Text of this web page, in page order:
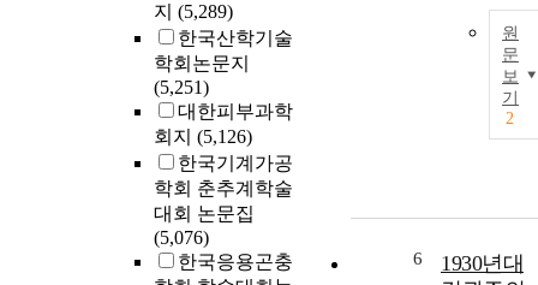
지 (5,289)
한국산학기술
학회논문지
(5,251)
대한피부과학
회지 (5,126)
한국기계가공
학회 춘추계학술
대회 논문집
(5,076)
한국응용곤충
원
문
보
기
2
6
1930년대